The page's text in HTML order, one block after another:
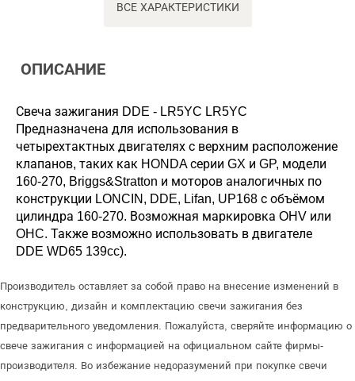
ВСЕ ХАРАКТЕРИСТИКИ
ОПИСАНИЕ
Свеча зажигания DDE - LR5YC LR5YC
Предназначена для использования в
четырехтактных двигателях с верхним расположение
клапанов, таких как HONDA серии GX и GP, модели
160-270, Briggs&Stratton и моторов аналогичных по
конструкции LONCIN, DDE, Lifan, UP168 с объёмом
цилиндра 160-270. Возможная маркировка OHV или
OHC. Также возможно использовать в двигателе
DDE WD65 139cc).
Производитель оставляет за собой право на внесение изменений в
конструкцию, дизайн и комплектацию свечи зажигания без
предварительного уведомления. Пожалуйста, сверяйте информацию о
свече зажигания с информацией на официальном сайте фирмы-
производителя. Во избежание недоразумений при покупке свечи